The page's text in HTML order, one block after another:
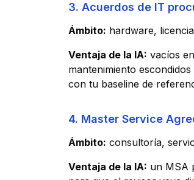
3. Acuerdos de IT
Ámbito: hardware,
Ventaja de la IA: vacíos
mantenimiento
con tu baseline de
4. Master Service
Ámbito: consultoría,
Ventaja de la IA: un MSA